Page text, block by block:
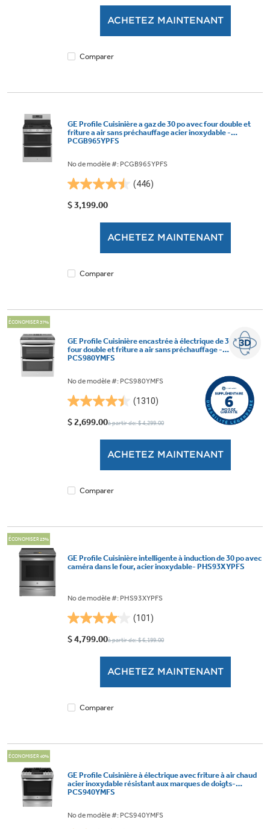
ACHETEZ MAINTENANT
Comparer
GE Profile Cuisinière a gaz de 30 po avec four double et
friture a air sans préchauffage acier inoxydable -
PCGB965YPFS
No de modèle #: PCGB965YPFS
(446)
4.5
étoile(s)
$ 3,199.00
ACHETEZ MAINTENANT
Comparer
ÉCONOMISER 37%
GE Profile Cuisinière encastrée à électrique de 30 po avec
four double et friture a air sans préchauffage -
PCS980YMFS
No de modèle #: PCS980YMFS
(1310)
4.4
étoile(s)
$ 2,699.00à partir de: $ 4,299.00
ACHETEZ MAINTENANT
Comparer
ÉCONOMISER 23%
GE Profile Cuisinière intelligente à induction de 30 po avec
caméra dans le four, acier inoxydable- PHS93XYPFS
No de modèle #: PHS93XYPFS
(101)
4.0
étoile(s)
$ 4,799.00à partir de: $ 6,199.00
ACHETEZ MAINTENANT
Comparer
ÉCONOMISER 40%
GE Profile Cuisinière à électrique avec friture à air chaud
acier inoxydable résistant aux marques de doigts-
PCS940YMFS
No de modèle #: PCS940YMFS